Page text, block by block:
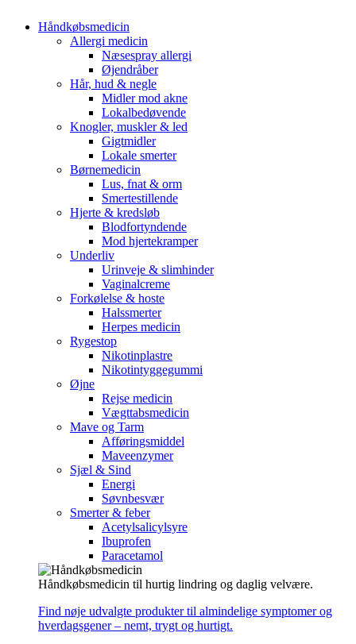
Håndkøbsmedicin
Allergi medicin
Næsespray allergi
Øjendråber
Hår, hud & negle
Midler mod akne
Lokalbedøvende
Knogler, muskler & led
Gigtmidler
Lokale smerter
Børnemedicin
Lus, fnat & orm
Smertestillende
Hjerte & kredsløb
Blodfortyndende
Mod hjertekramper
Underliv
Urinveje & slimhinder
Vaginalcreme
Forkølelse & hoste
Halssmerter
Herpes medicin
Rygestop
Nikotinplastre
Nikotintyggegummi
Øjne
Rejse medicin
Vægttabsmedicin
Mave og Tarm
Afføringsmiddel
Maveenzymer
Sjæl & Sind
Energi
Søvnbesvær
Smerter & feber
Acetylsalicylsyre
Ibuprofen
Paracetamol
Håndkøbsmedicin til hurtig lindring og daglig velvære.
Find nøje udvalgte produkter til almindelige symptomer og
hverdagsgener – nemt, trygt og hurtigt.